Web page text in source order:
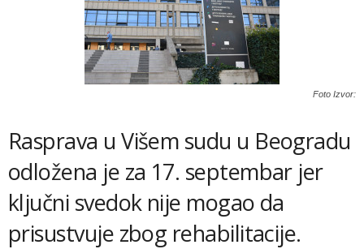
Foto Izvor:
Rasprava u Višem sudu u Beogradu
odložena je za 17. septembar jer
ključni svedok nije mogao da
prisustvuje zbog rehabilitacije.